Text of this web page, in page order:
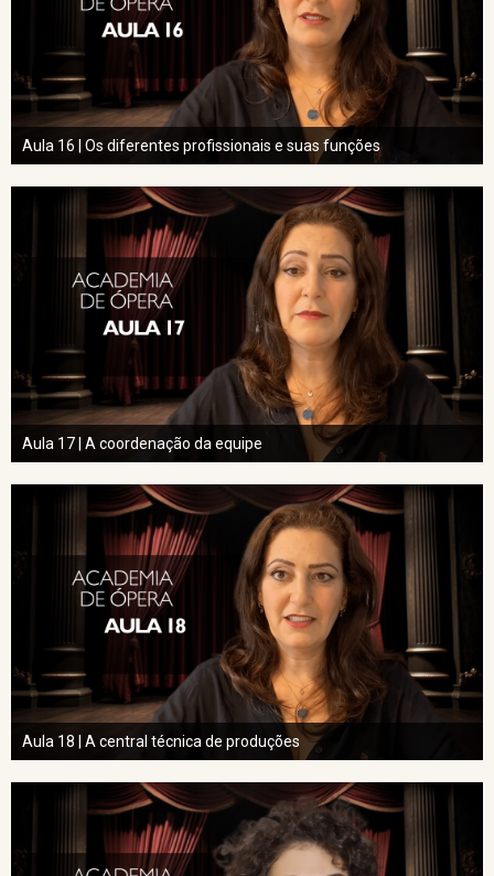
Aula 16 | Os diferentes profissionais e suas funções
Aula 17 | A coordenação da equipe
Aula 18 | A central técnica de produções